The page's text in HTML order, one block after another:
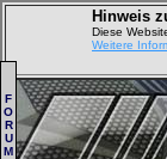
Hinweis
Diese
Weitere
F
O
R
U
M